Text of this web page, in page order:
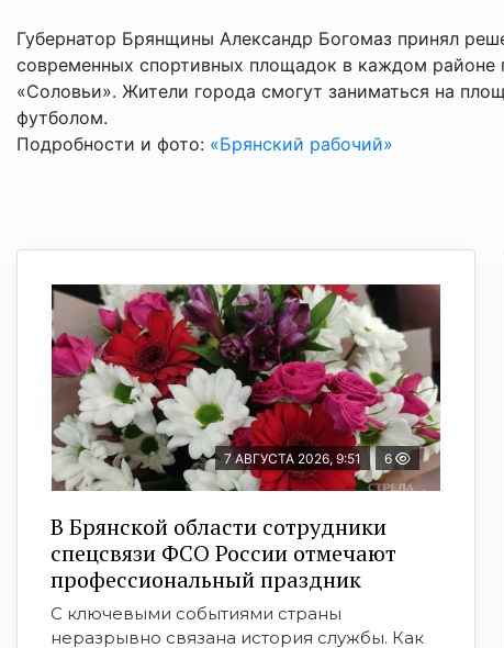
Губернатор Брянщины Александр Богомаз принял
современных спортивных площадок в каждом районе
«Соловьи». Жители города смогут заниматься на
футболом.
Подробности и фото: «Брянский рабочий»
7 АВГУСТА 2026, 9:51 6
В Брянской области сотрудники
спецсвязи ФСО России отмечают
профессиональный праздник
С ключевыми событиями страны
неразрывно связана история службы. Как